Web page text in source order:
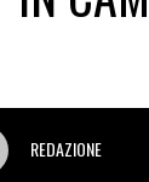
REDAZIONE